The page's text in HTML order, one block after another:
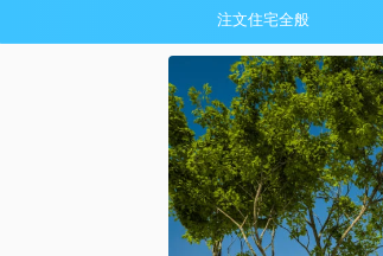
注文住宅全般